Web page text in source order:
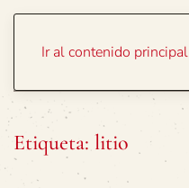
Ir al contenido principal
Etiqueta: litio